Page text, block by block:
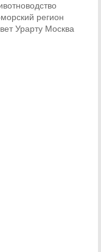
регион
Урарту Москва